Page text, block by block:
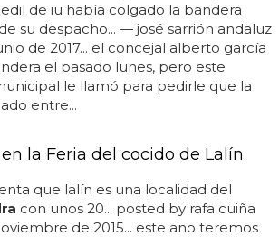
de iu había colgado la bandera
su despacho... — josé sarrión andaluz
de 2017... el concejal alberto garcía
el pasado lunes, pero este
le llamó para pedirle que la
entre...
la Feria del cocido de Lalín
que lalín es una localidad del
con unos 20... posted by rafa cuiña
de 2015... este ano teremos